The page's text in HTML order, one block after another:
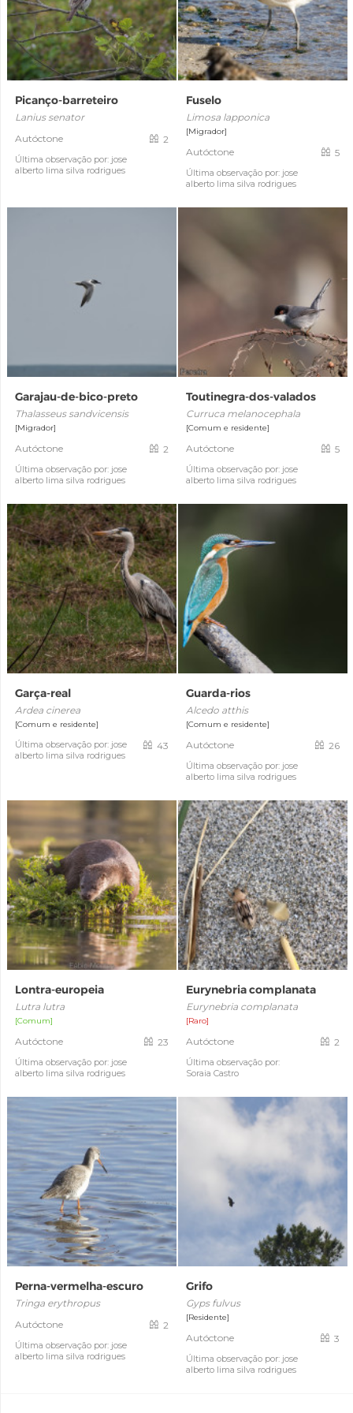
Picanço-barreteiro
Lanius senator
Autóctone
Última observação por: jose
alberto lima silva rodrigues
2
Fuselo
Limosa lapponica
[Migrador]
Autóctone
Última observação por: jose
alberto lima silva rodrigues
5
Garajau-de-bico-preto
Thalasseus sandvicensis
[Migrador]
Autóctone
Última observação por: jose
alberto lima silva rodrigues
2
Toutinegra-dos-valados
Curruca melanocephala
[Comum e residente]
Autóctone
Última observação por: jose
alberto lima silva rodrigues
5
Garça-real
Ardea cinerea
[Comum e residente]
Última observação por: jose
alberto lima silva rodrigues
43
Guarda-rios
Alcedo atthis
[Comum e residente]
Autóctone
Última observação por: jose
alberto lima silva rodrigues
26
Lontra-europeia
Lutra lutra
[Comum]
Autóctone
Última observação por: jose
alberto lima silva rodrigues
23
Eurynebria complanata
Eurynebria complanata
[Raro]
Autóctone
Última observação por:
Soraia Castro
2
Perna-vermelha-escuro
Tringa erythropus
Autóctone
Última observação por: jose
alberto lima silva rodrigues
2
Grifo
Gyps fulvus
[Residente]
Autóctone
Última observação por: jose
alberto lima silva rodrigues
3